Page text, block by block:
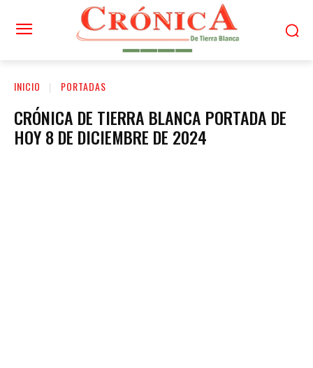
INICIO PORTADAS
CRÓNICA DE TIERRA BLANCA PORTADA DE
HOY 8 DE DICIEMBRE DE 2024